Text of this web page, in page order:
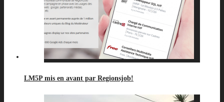
LM5P mis en avant par Regionsjob!